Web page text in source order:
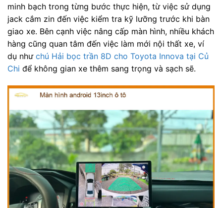
minh bạch trong từng bước thực hiện, từ việc sử dụng
jack cắm zin đến việc kiểm tra kỹ lưỡng trước khi bàn
giao xe. Bên cạnh việc nâng cấp màn hình, nhiều khách
hàng cũng quan tâm đến việc làm mới nội thất xe, ví
dụ như chú Hải bọc trần 8D cho Toyota Innova tại Củ
Chi để không gian xe thêm sang trọng và sạch sẽ.